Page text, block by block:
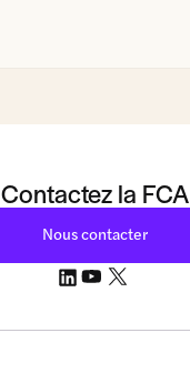
Contactez la FCA
Nous contacter